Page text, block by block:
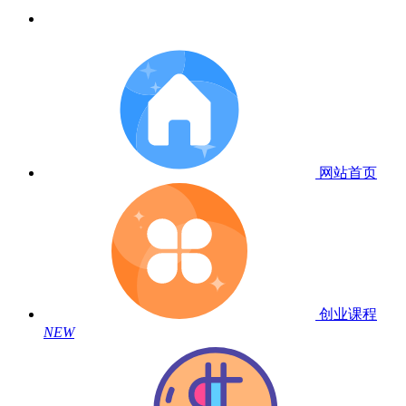
网站首页
创业课程
NEW